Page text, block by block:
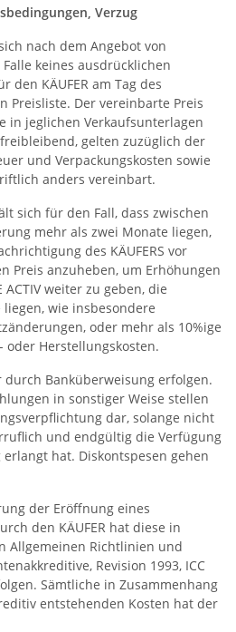
Verzug
nach dem Angebot von
Falle keines ausdrücklichen
den KÄUFER am Tag des
Preisliste. Der vereinbarte Preis
in jeglichen Verkaufsunterlagen
gelten zuzüglich der
und Verpackungskosten sowie
anders vereinbart.
sich für den Fall, dass zwischen
mehr als zwei Monate liegen,
des KÄUFERS vor
Preis anzuheben, um Erhöhungen
ACTIV weiter zu geben, die
wie insbesondere
oder mehr als 10%ige
Herstellungskosten.
Banküberweisung erfolgen.
in sonstiger Weise stellen
dar, solange nicht
und endgültig die Verfügung
hat. Diskontspesen gehen
der Eröffnung eines
den KÄUFER hat diese in
Allgemeinen Richtlinien und
Revision 1993, ICC
Sämtliche in Zusammenhang
entstehenden Kosten hat der